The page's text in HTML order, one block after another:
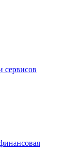
сервисов